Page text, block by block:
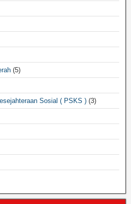
(5)
Sosial ( PSKS ) (3)